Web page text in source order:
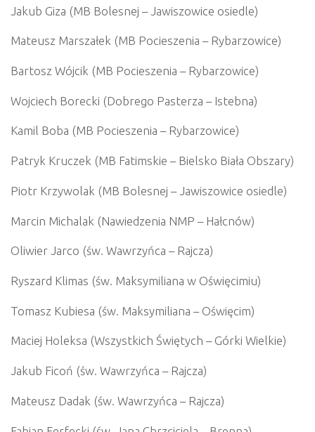
Jakub Giza (MB Bolesnej – Jawiszowice osiedle)
Mateusz Marszałek (MB Pocieszenia – Rybarzowice)
Bartosz Wójcik (MB Pocieszenia – Rybarzowice)
Wojciech Borecki (Dobrego Pasterza – Istebna)
Kamil Boba (MB Pocieszenia – Rybarzowice)
Patryk Kruczek (MB Fatimskie – Bielsko Biała Obszary)
Piotr Krzywolak (MB Bolesnej – Jawiszowice osiedle)
Marcin Michalak (Nawiedzenia NMP – Hałcnów)
Oliwier Jarco (św. Wawrzyńca – Rajcza)
Ryszard Klimas (św. Maksymiliana w Oświęcimiu)
Tomasz Kubiesa (św. Maksymiliana – Oświęcim)
Maciej Holeksa (Wszystkich Świętych – Górki Wielkie)
Jakub Ficoń (św. Wawrzyńca – Rajcza)
Mateusz Dadak (św. Wawrzyńca – Rajcza)